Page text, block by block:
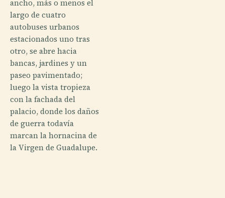
ancho, más o menos el
largo de cuatro
autobuses urbanos
estacionados uno tras
otro, se abre hacia
bancas, jardines y un
paseo pavimentado;
luego la vista tropieza
con la fachada del
palacio, donde los daños
de guerra todavía
marcan la hornacina de
la Virgen de Guadalupe.